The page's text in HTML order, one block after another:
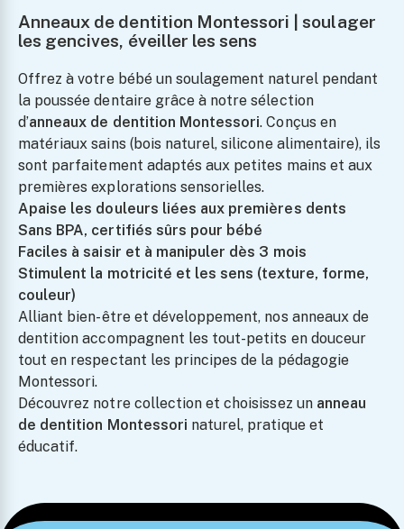
Anneaux de dentition Montessori | soulager
les gencives, éveiller les sens
Offrez à votre bébé un soulagement naturel pendant
la poussée dentaire grâce à notre sélection
d’anneaux de dentition Montessori. Conçus en
matériaux sains (bois naturel, silicone alimentaire), ils
sont parfaitement adaptés aux petites mains et aux
premières explorations sensorielles.
Apaise les douleurs liées aux premières dents
Sans BPA, certifiés sûrs pour bébé
Faciles à saisir et à manipuler dès 3 mois
Stimulent la motricité et les sens (texture, forme,
couleur)
Alliant bien-être et développement, nos anneaux de
dentition accompagnent les tout-petits en douceur
tout en respectant les principes de la pédagogie
Montessori.
Découvrez notre collection et choisissez un anneau
de dentition Montessori naturel, pratique et
éducatif.